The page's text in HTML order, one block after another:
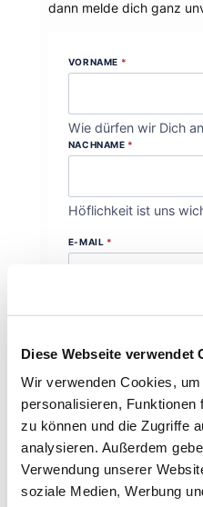
Diese Webseite verwendet
Wir verwenden Cookies,
personalisieren, Funktionen
zu können und die Zugriffe
analysieren. Außerdem
Verwendung unserer
soziale Medien, Werbung
dann melde dich ganz
VORNAME *
Wie dürfen wir Dich
NACHNAME *
Höflichkeit ist uns
E-MAIL *
Womit können wir